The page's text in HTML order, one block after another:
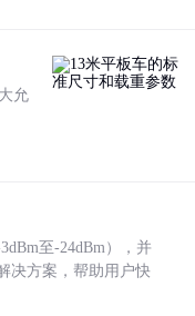
允
至-24dBm），并
决方案，帮助用户快